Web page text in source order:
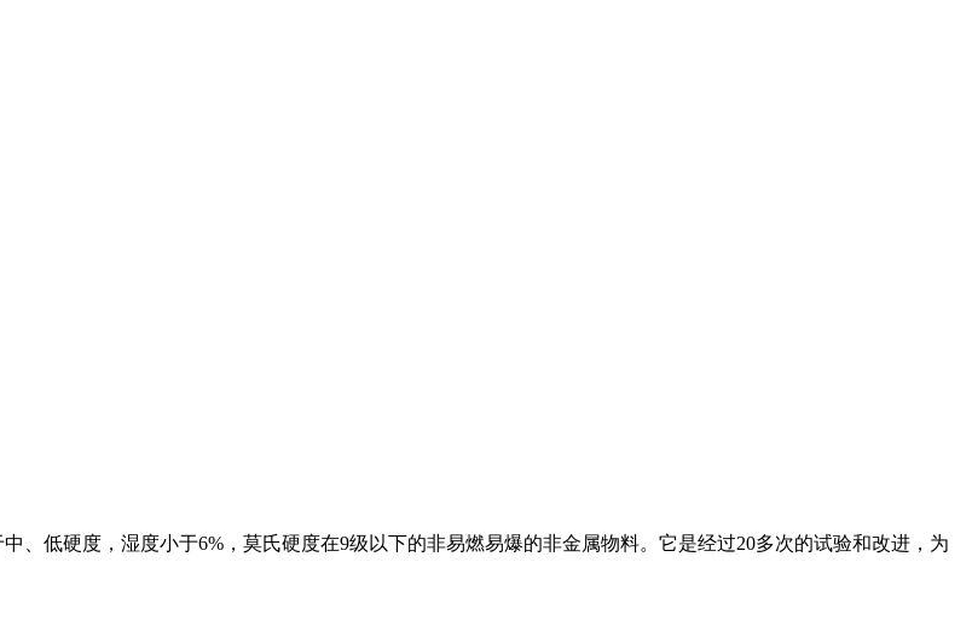
、低硬度，湿度小于6%，莫氏硬度在9级以下的非易燃易爆的非金属物料。它是经过20多次的试验和改进，为